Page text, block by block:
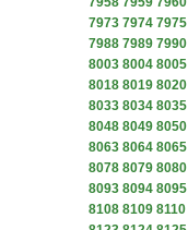
7973 7974 7975
7988 7989 7990
8003 8004 8005
8018 8019 8020
8033 8034 8035
8048 8049 8050
8063 8064 8065
8078 8079 8080
8093 8094 8095
8108 8109 8110